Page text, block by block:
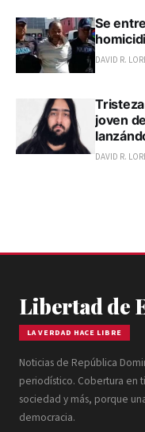
Se
DAVID R.
joven
DAVID R.
Libertad de
LA VERDAD HACE LIBRE
Noticias de República
periodístico. Cobertura en
sociedad y más, porque
democracia.